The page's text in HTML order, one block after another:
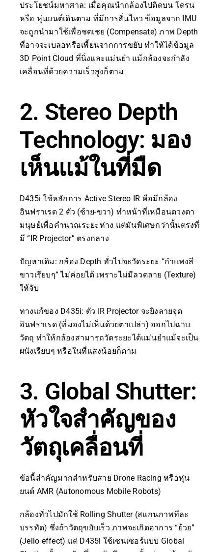
ประโยชน์มหาศาล: เมื่อคุณนำกล้องไปติดบน โดรน
หรือ หุ่นยนต์เดินตาม ที่มีการสั่นไหว ข้อมูลจาก IMU
จะถูกนำมาใช้เพื่อชดเชย (Compensate) ภาพ Depth
ที่อาจจะเบลอหรือเพี้ยนจากการขยับ ทำให้ได้ข้อมูล
3D Point Cloud ที่นิ่งและแม่นยำ แม้กล้องจะกำลัง
เคลื่อนที่ด้วยความเร็วสูงก็ตาม
2. Stereo Depth
Technology: มอง
เห็นแม้ในที่มืด
D435i ใช้หลักการ Active Stereo IR คือมีกล้อง
อินฟราเรด 2 ตัว (ซ้าย-ขวา) ทำหน้าที่เหมือนดวงตา
มนุษย์เพื่อคำนวณระยะห่าง แต่มันพิเศษกว่านั้นตรงที่
มี “IR Projector” ตรงกลาง
ปัญหาเดิม: กล้อง Depth ทั่วไปจะวัดระยะ “กำแพงสี
ขาวเรียบๆ” ไม่ค่อยได้ เพราะไม่มีลวดลาย (Texture)
ให้จับ
ทางแก้ของ D435i: ตัว IR Projector จะยิงลายจุด
อินฟราเรด (ที่มองไม่เห็นด้วยตาเปล่า) ออกไปฉาบ
วัตถุ ทำให้กล้องสามารถวัดระยะได้แม่นยำแม้จะเป็น
ผนังเรียบๆ หรือในที่แสงน้อยก็ตาม
3. Global Shutter:
หัวใจสำคัญของ
วัตถุเคลื่อนที่
ข้อนี้สำคัญมากสำหรับสาย Drone Racing หรือหุ่น
ยนต์ AMR (Autonomous Mobile Robots)
กล้องทั่วไปมักใช้ Rolling Shutter (สแกนภาพทีละ
บรรทัด) ซึ่งถ้าวัตถุขยับเร็ว ภาพจะเกิดอาการ “ย้วย”
(Jello effect) แต่ D435i ใช้เซนเซอร์แบบ Global